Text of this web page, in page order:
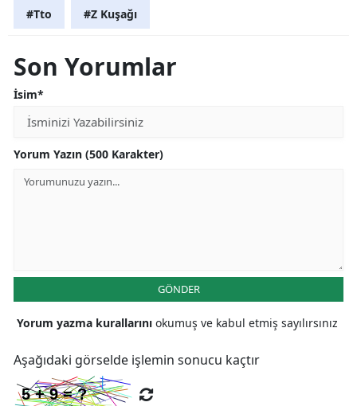
Batman
Şırnak
#Tto #Z Kuşağı
Son Yorumlar
İsim*
Yorum Yazın (500 Karakter)
GÖNDER
Yorum yazma kurallarını okumuş ve kabul etmiş sayılırsınız
Aşağıdaki görselde işlemin sonucu kaçtır